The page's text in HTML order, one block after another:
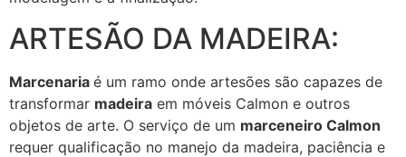
ARTESÃO DA MADEIRA:
Marcenaria é um ramo onde artesões são capazes de
transformar madeira em móveis Calmon e outros
objetos de arte. O serviço de um marceneiro Calmon
requer qualificação no manejo da madeira, paciência e